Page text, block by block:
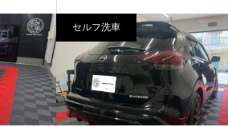
セルフ洗車